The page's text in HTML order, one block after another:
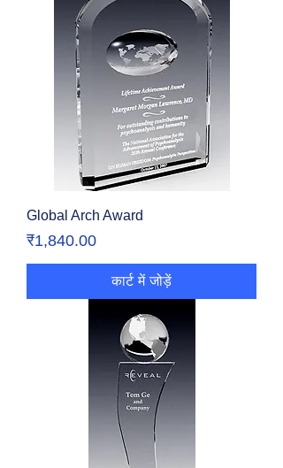
Global Arch Award
मूल्य
₹1,840.00
कार्ट में जोड़ें